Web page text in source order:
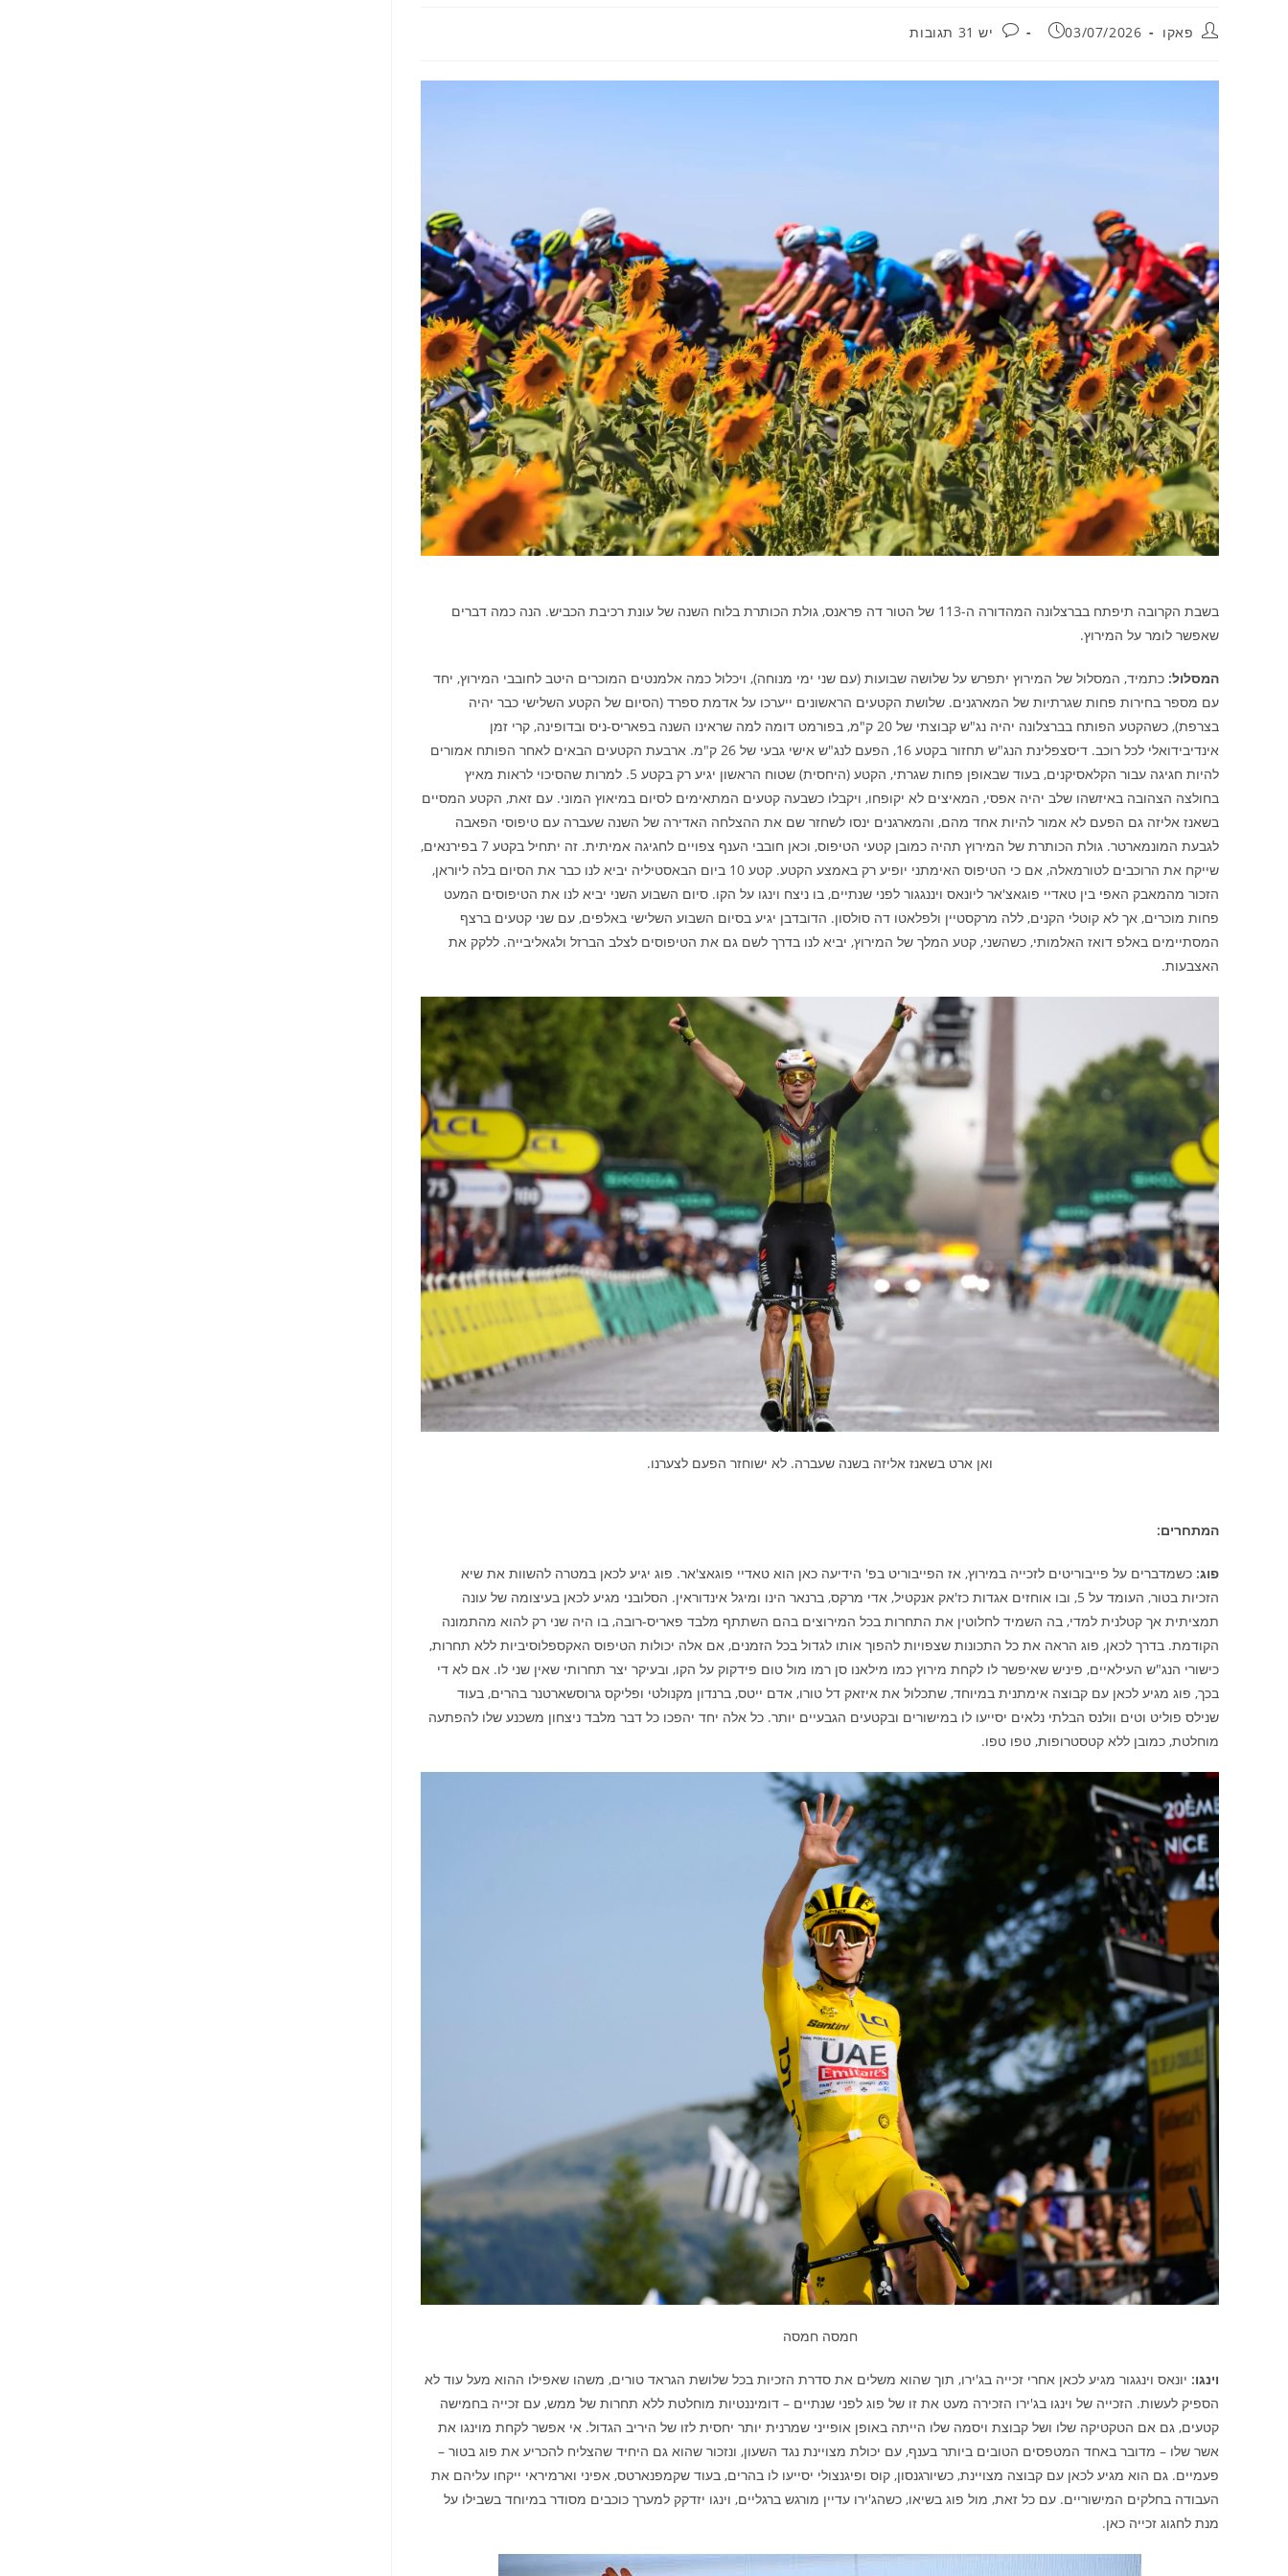
מחבר:
פאקו פורסם:
03/07/2026 תגובות:
יש 31 תגובות
בשבת הקרובה תיפתח בברצלונה המהדורה ה-113 של הטור דה פראנס, גולת הכותרת בלוח השנה של עונת רכיבת הכביש. הנה כמה דברים
שאפשר לומר על המירוץ.
המסלול: כתמיד, המסלול של המירוץ יתפרש על שלושה שבועות (עם שני ימי מנוחה), ויכלול כמה אלמנטים המוכרים היטב לחובבי המירוץ, יחד
עם מספר בחירות פחות שגרתיות של המארגנים. שלושת הקטעים הראשונים ייערכו על אדמת ספרד (הסיום של הקטע השלישי כבר יהיה
בצרפת), כשהקטע הפותח בברצלונה יהיה נג"ש קבוצתי של 20 ק"מ, בפורמט דומה למה שראינו השנה בפאריס-ניס ובדופינה, קרי זמן
אינדיבידואלי לכל רוכב. דיסצפלינת הנג"ש תחזור בקטע 16, הפעם לנג"ש אישי גבעי של 26 ק"מ. ארבעת הקטעים הבאים לאחר הפותח אמורים
להיות חגיגה עבור הקלאסיקנים, בעוד שבאופן פחות שגרתי, הקטע (היחסית) שטוח הראשון יגיע רק בקטע 5. למרות שהסיכוי לראות מאיץ
בחולצה הצהובה באיזשהו שלב יהיה אפסי, המאיצים לא יקופחו, ויקבלו כשבעה קטעים המתאימים לסיום במיאוץ המוני. עם זאת, הקטע המסיים
בשאנז אליזה גם הפעם לא אמור להיות אחד מהם, והמארגנים ינסו לשחזר שם את ההצלחה האדירה של השנה שעברה עם טיפוסי הפאבה
לגבעת המונמארטר. גולת הכותרת של המירוץ תהיה כמובן קטעי הטיפוס, וכאן חובבי הענף צפויים לחגיגה אמיתית. זה יתחיל בקטע 7 בפירנאים,
שייקח את הרוכבים לטורמאלה, אם כי הטיפוס האימתני יופיע רק באמצע הקטע. קטע 10 ביום הבאסטיליה יביא לנו כבר את הסיום בלה ליוראן,
הזכור מהמאבק האפי בין טאדיי פוגאצ'אר ליונאס ויננגגור לפני שנתיים, בו ניצח וינגו על הקו. סיום השבוע השני יביא לנו את הטיפוסים המעט
פחות מוכרים, אך לא קוטלי הקנים, ללה מרקסטיין ולפלאטו דה סולסון. הדובדבן יגיע בסיום השבוע השלישי באלפים, עם שני קטעים ברצף
המסתיימים באלפ דואז האלמותי, כשהשני, קטע המלך של המירוץ, יביא לנו בדרך לשם גם את הטיפוסים לצלב הברזל ולגאליבייה. ללקק את
האצבעות.
ואן ארט בשאנז אליזה בשנה שעברה. לא ישוחזר הפעם לצערנו.
המתחרים:
פוג: כשמדברים על פייבוריטים לזכייה במירוץ, אז הפייבוריט בפ' הידיעה כאן הוא טאדיי פוגאצ'אר. פוג יגיע לכאן במטרה להשוות את שיא
הזכיות בטור, העומד על 5, ובו אוחזים אגדות כז'אק אנקטיל, אדי מרקס, ברנאר הינו ומיגל אינדוראין. הסלובני מגיע לכאן בעיצומה של עונה
תמציתית אך קטלנית למדי, בה השמיד לחלוטין את התחרות בכל המירוצים בהם השתתף מלבד פאריס-רובה, בו היה שני רק להוא מהתמונה
הקודמת. בדרך לכאן, פוג הראה את כל התכונות שצפויות להפוך אותו לגדול בכל הזמנים, אם אלה יכולות הטיפוס האקספלוסיביות ללא תחרות,
כישורי הנג"ש העילאיים, פיניש שאיפשר לו לקחת מירוץ כמו מילאנו סן רמו מול טום פידקוק על הקו, ובעיקר יצר תחרותי שאין שני לו. אם לא די
בכך, פוג מגיע לכאן עם קבוצה אימתנית במיוחד, שתכלול את איזאק דל טורו, אדם ייטס, ברנדון מקנולטי ופליקס גרוסשארטנר בהרים, בעוד
שנילס פוליט וטים וולנס הבלתי נלאים יסייעו לו במישורים ובקטעים הגבעיים יותר. כל אלה יחד יהפכו כל דבר מלבד ניצחון משכנע שלו להפתעה
מוחלטת, כמובן ללא קטסטרופות, טפו טפו.
חמסה חמסה
וינגו: יונאס וינגגור מגיע לכאן אחרי זכייה בג'ירו, תוך שהוא משלים את סדרת הזכיות בכל שלושת הגראד טורים, משהו שאפילו ההוא מעל עוד לא
הספיק לעשות. הזכייה של וינגו בג'ירו הזכירה מעט את זו של פוג לפני שנתיים – דומיננטיות מוחלטת ללא תחרות של ממש, עם זכייה בחמישה
קטעים, גם אם הטקטיקה שלו ושל קבוצת ויסמה שלו הייתה באופן אופייני שמרנית יותר יחסית לזו של היריב הגדול. אי אפשר לקחת מוינגו את
אשר שלו – מדובר באחד המטפסים הטובים ביותר בענף, עם יכולת מצויינת נגד השעון, ונזכור שהוא גם היחיד שהצליח להכריע את פוג בטור –
פעמיים. גם הוא מגיע לכאן עם קבוצה מצויינת, כשיורגנסון, קוס ופיגנצולי יסייעו לו בהרים, בעוד שקמפנארטס, אפיני וארמיראי ייקחו עליהם את
העבודה בחלקים המישוריים. עם כל זאת, מול פוג בשיאו, כשהג'ירו עדיין מורגש ברגליים, וינגו יזדקק למערך כוכבים מסודר במיוחד בשבילו על
מנת לחגוג זכייה כאן.